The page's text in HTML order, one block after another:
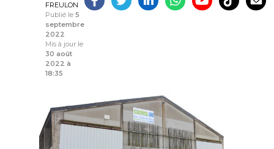
FREULON
Publié le 5
septembre
2022
Mis à jour le
30 août
2022 à
18:35